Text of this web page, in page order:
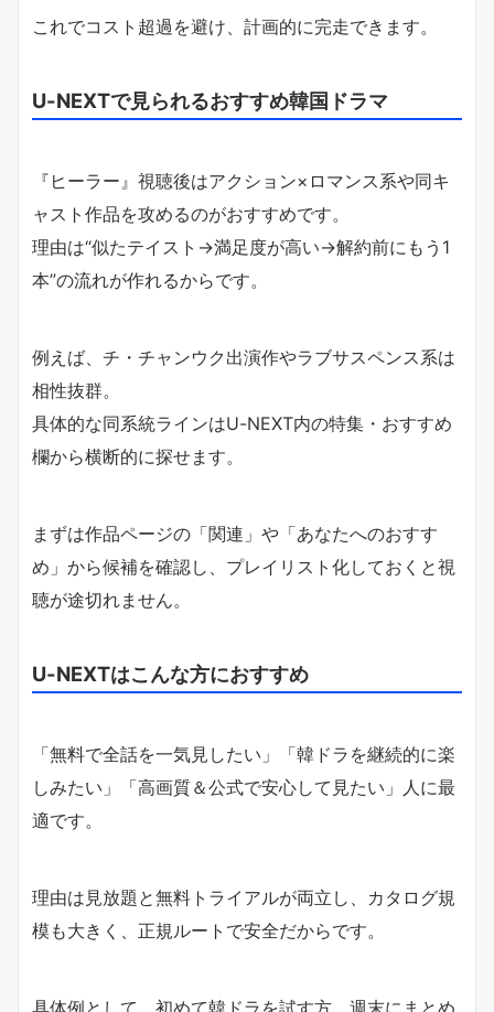
これでコスト超過を避け、計画的に完走できます。
U-NEXTで見られるおすすめ韓国ドラマ
『ヒーラー』視聴後はアクション×ロマンス系や同キ
ャスト作品を攻めるのがおすすめです。
理由は“似たテイスト→満足度が高い→解約前にもう1
本”の流れが作れるからです。
例えば、チ・チャンウク出演作やラブサスペンス系は
相性抜群。
具体的な同系統ラインはU-NEXT内の特集・おすすめ
欄から横断的に探せます。
まずは作品ページの「関連」や「あなたへのおすす
め」から候補を確認し、プレイリスト化しておくと視
聴が途切れません。
U-NEXTはこんな方におすすめ
「無料で全話を一気見したい」「韓ドラを継続的に楽
しみたい」「高画質＆公式で安心して見たい」人に最
適です。
理由は見放題と無料トライアルが両立し、カタログ規
模も大きく、正規ルートで安全だからです。